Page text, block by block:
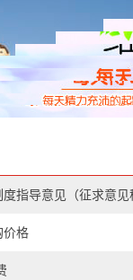
指导意见（征求意见
价格
大连医科大学附属第
疗、教学、科研为一体
三级甲等医院。医院建筑